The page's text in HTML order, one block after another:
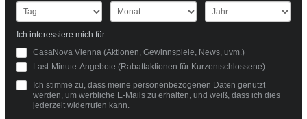
Ich interessiere mich für:
CasaNova Vienna (Aktionen, Gewinnspiele, News, uvm.)
Last-Minute-Angebote (Rabattaktionen für Kurzentschlossene)
Ich stimme zu, dass meine personenbezogenen Daten genutzt
werden, um werbliche E-Mails zu erhalten, und weiß, dass ich dies
jederzeit widerrufen kann.